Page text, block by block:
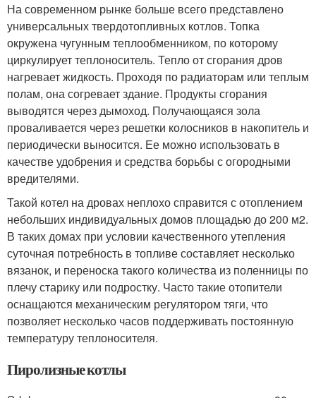
На современном рынке больше всего представлено
универсальных твердотопливных котлов. Топка
окружена чугунным теплообменником, по которому
циркулирует теплоноситель. Тепло от сгорания дров
нагревает жидкость. Проходя по радиаторам или теплым
полам, она согревает здание. Продукты сгорания
выводятся через дымоход. Получающаяся зола
проваливается через решетки колосников в накопитель и
периодически выносится. Ее можно использовать в
качестве удобрения и средства борьбы с огородными
вредителями.
Такой котел на дровах неплохо справится с отоплением
небольших индивидуальных домов площадью до 200 м2.
В таких домах при условии качественного утепления
суточная потребность в топливе составляет несколько
вязанок, и переноска такого количества из поленницы по
плечу старику или подростку. Часто такие отопители
оснащаются механическим регулятором тяги, что
позволяет несколько часов поддерживать постоянную
температуру теплоносителя.
Пиролизные котлы